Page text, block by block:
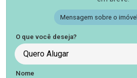
Mensagem sobre o imóvel
O que você deseja?
Quero Alugar
Nome